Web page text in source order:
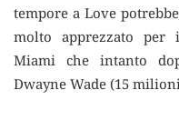
tempore a Love
molto apprezzato
Miami che intanto
Dwayne Wade (15